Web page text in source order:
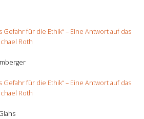
Gefahr für die Ethik“ – Eine Antwort auf das
Roth
Gefahr für die Ethik“ – Eine Antwort auf das
Roth